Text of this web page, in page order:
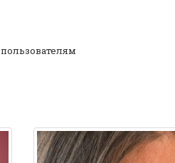
пользователям